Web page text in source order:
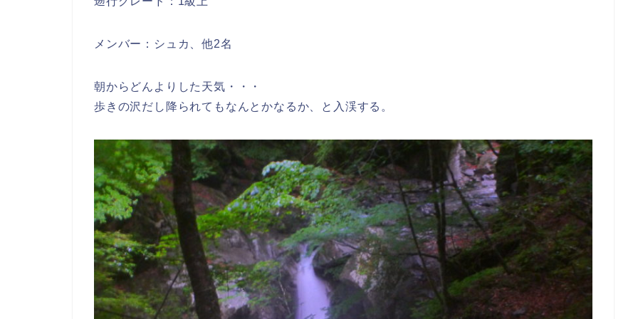
メンバー：シュカ、他2名
朝からどんよりした天気・・・
歩きの沢だし降られてもなんとかなるか、と入渓する。